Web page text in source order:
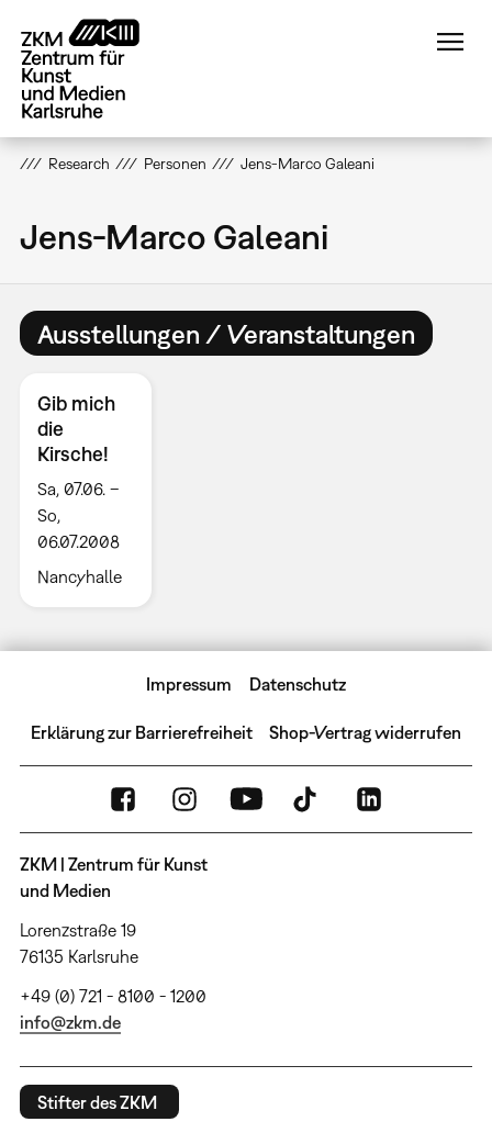
zum
Inhalt
Research Personen Jens-Marco Galeani
Jens-Marco Galeani
Ausstellungen / Veranstaltungen
Gib mich
die
Kirsche!
Sa, 07.06. –
So,
06.07.2008
Nancyhalle
Impressum Datenschutz
Erklärung zur Barrierefreiheit Shop-Vertrag widerrufen
ZKM | Zentrum für Kunst
und Medien
Lorenzstraße 19
76135 Karlsruhe
+49 (0) 721 - 8100 - 1200
info@zkm.de
Stifter des ZKM